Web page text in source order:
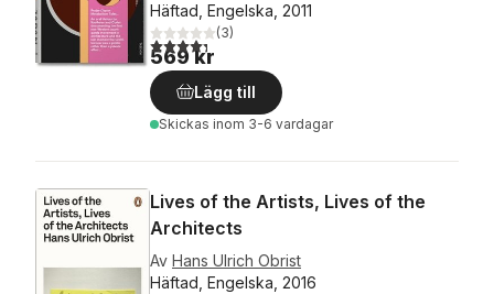
Häftad, Engelska, 2011
4,3utav 5 stjärnor. Totalt antal röster:
(3)
569 kr
Lägg till
Skickas inom 3-6 vardagar
Lives of the Artists, Lives of the
Architects
Av Hans Ulrich Obrist
Häftad, Engelska, 2016